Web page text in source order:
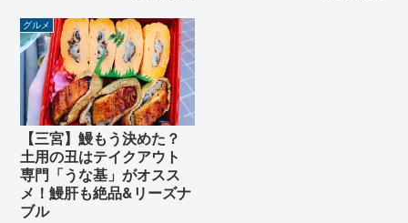
グルメ
【三宮】鰻もう決めた？
土用の丑はテイクアウト
専門「うな基」がオスス
メ！鰻肝も絶品&リーズナ
ブル